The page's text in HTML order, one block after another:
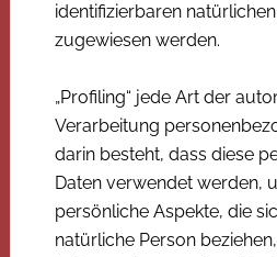
identifizierbaren
zugewiesen werden.
„Profiling“ jede Art der
Verarbeitung
darin besteht, dass diese
Daten verwendet werden,
persönliche Aspekte, die
natürliche Person